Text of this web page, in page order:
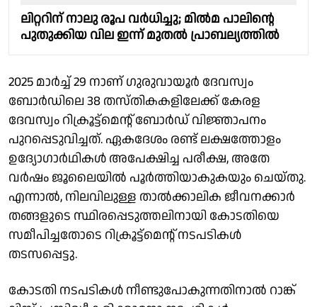
ലിറ്ററിന് നാലു രൂപ വർധിച്ചു; മിൽമ പാലിന്റെ
പുതുക്കിയ വില ഇന്ന് മുതൽ പ്രാബല്യത്തിൽ
2025 മാർച്ച് 29 നാണ് ഗുരുവായൂർ ദേവസ്വം
ബോർഡിലെ 38 തസ്തികകളിലേക്ക് കേരള
ദേവസ്വം റിക്രൂട്ട്മെന്റ് ബോർഡ് വിജ്ഞാപനം
പുറപ്പെടുവിച്ചത്. ഏകദേശം രണ്ട് ലക്ഷത്തോളം
ഉദ്യോഗാർഥികൾ അപേക്ഷിച്ച പരീക്ഷ, അതേ
വർഷം ജൂലൈയിൽ പൂർത്തിയാകുകയും ചെയ്തു.
എന്നാൽ, നിലവിലുള്ള താൽക്കാലിക ജീവനക്കാർ
തങ്ങളുടെ സ്ഥിരപ്പെടുത്തലിനായി കോടതിയെ
സമീപിച്ചതോടെ റിക്രൂട്ട്മെന്റ് നടപടികൾ
തടസപ്പെട്ടു.
കോടതി നടപടികൾ നീണ്ടുപോകുന്നതിനാൽ റാങ്ക്